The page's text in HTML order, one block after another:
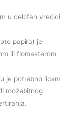
u celofan vrećici
papira) je
ili flomasterom
je potrebno licem
možebitnog